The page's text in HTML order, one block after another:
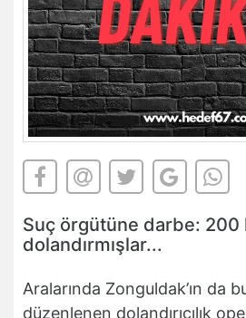
Suç örgütüne darbe: 200
dolandırmışlar...
Aralarında Zonguldak’ın da
düzenlenen dolandırıcılık